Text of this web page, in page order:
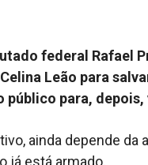
federal Rafael
Leão para
público para,
ainda depende da
já está armado.